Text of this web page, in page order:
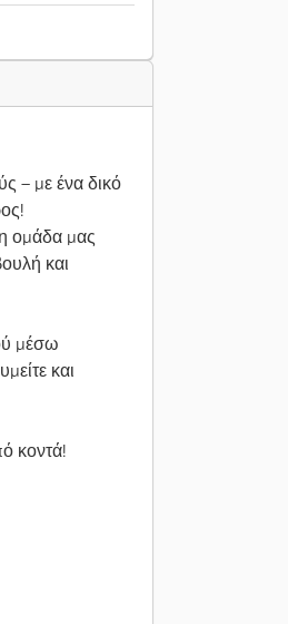
– με ένα δικό
ομάδα μας
και
μέσω
και
κοντά!